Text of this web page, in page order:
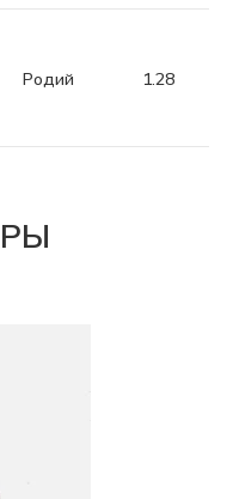
Родий 1.28